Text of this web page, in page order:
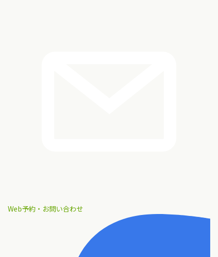
Web予約・お問い合わせ